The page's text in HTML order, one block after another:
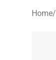
Home/